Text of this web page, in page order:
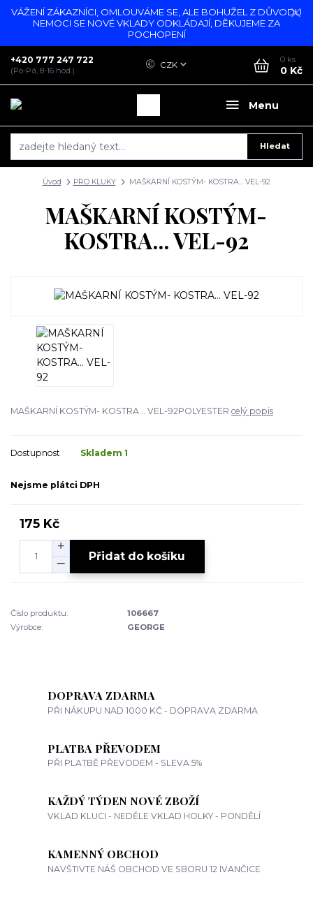
VÁŽENÍ ZÁKAZNÍCI, OMLOUVÁME SE, ALE BOHUŽEL Z DŮVODU
NEMOCI SE NOVÉ VKLADY ODKLÁDAJÍ, DĚKUJEME ZA
POCHOPENÍ
Menu
CZK
Hledat
+420 777 247 722
(Po-Pá, 8-16 hod.)
0 ks
0 Kč
Úvod PRO KLUKY MAŠKARNÍ KOSTÝM- KOSTRA... VEL-92
MAŠKARNÍ KOSTÝM-
KOSTRA... VEL-92
MAŠKARNÍ KOSTÝM- KOSTRA... VEL-92POLYESTER celý popis
Dostupnost Skladem 1
Nejsme plátci DPH
175 Kč
Přidat do košíku
Číslo produktu:
106667
Výrobce:
GEORGE
DOPRAVA ZDARMA
PŘI NÁKUPU NAD 1000 KČ - DOPRAVA ZDARMA
PLATBA PŘEVODEM
PŘI PLATBĚ PŘEVODEM - SLEVA 5%
KAŽDÝ TÝDEN NOVÉ ZBOŽÍ
VKLAD KLUCI - NEDĚLE VKLAD HOLKY - PONDĚLÍ
KAMENNÝ OBCHOD
NAVŠTIVTE NÁŠ OBCHOD VE SBORU 12 IVANČICE